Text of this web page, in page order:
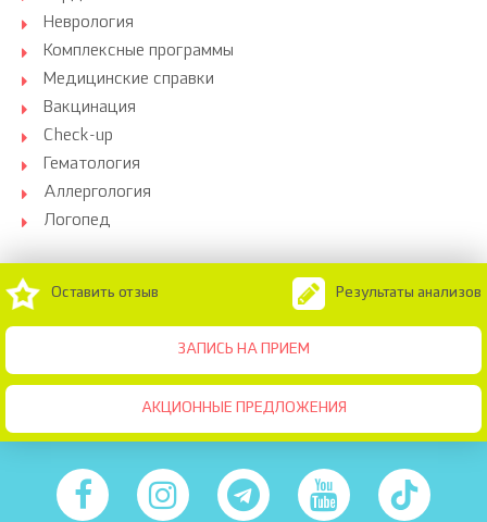
Неврология
Комплексные программы
Медицинские справки
Вакцинация
Check-up
Гематология
Аллергология
Логопед
ЗАПИСЬ НА ПРИЕМ
Оставить отзыв Результаты анализов
АКЦИОННЫЕ ПРЕДЛОЖЕНИЯ